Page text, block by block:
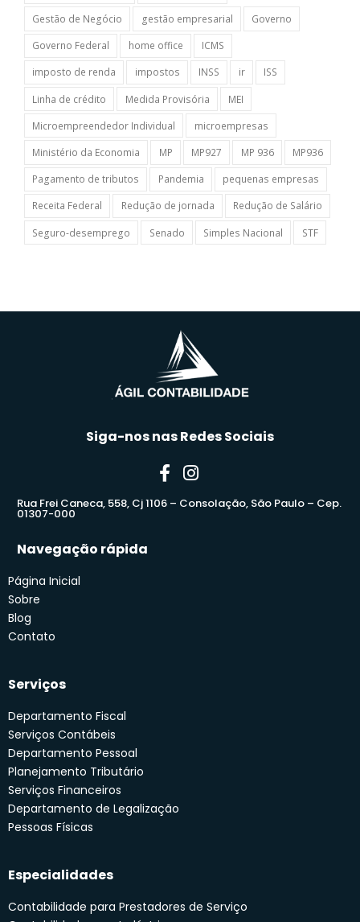
Gestão de Negócio
gestão empresarial
Governo
Governo Federal
home office
ICMS
imposto de renda
impostos INSS ir
ISS
Linha de crédito
Medida Provisória
MEI
Microempreendedor Individual
microempresas
Ministério da Economia
MP MP927 MP 936
MP936
Pagamento de tributos
Pandemia
pequenas empresas
Receita Federal
Redução de jornada
Redução de Salário
Seguro-desemprego
Senado Simples Nacional STF
Siga-nos nas Redes Sociais
Rua Frei Caneca, 558, Cj 1106 – Consolação, São Paulo – Cep.
01307-000
Navegação rápida
Página Inicial
Sobre
Blog
Contato
Serviços
Departamento Fiscal
Serviços Contábeis
Departamento Pessoal
Planejamento Tributário
Serviços Financeiros
Departamento de Legalização
Pessoas Físicas
Especialidades
Contabilidade para Prestadores de Serviço